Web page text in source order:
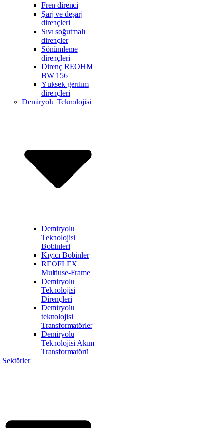
Fren direnci
Şarj ve deşarj
dirençleri
Sıvı soğutmalı
dirençler
Sönümleme
dirençleri
Direnç REOHM
BW 156
Yüksek gerilim
dirençleri
Demiryolu Teknolojisi
Demiryolu
Teknolojisi
Bobinleri
Kıyıcı Bobinler
REOFLEX-
Multiuse-Frame
Demiryolu
Teknolojisi
Dirençleri
Demiryolu
teknolojisi
Transformatörler
Demiryolu
Teknolojisi Akım
Transformatörü
Sektörler